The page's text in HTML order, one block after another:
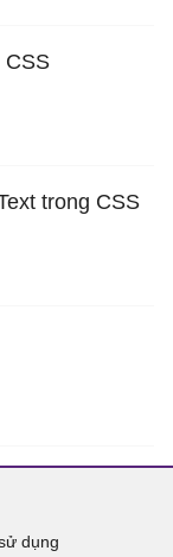
CSS
trong CSS
dụng